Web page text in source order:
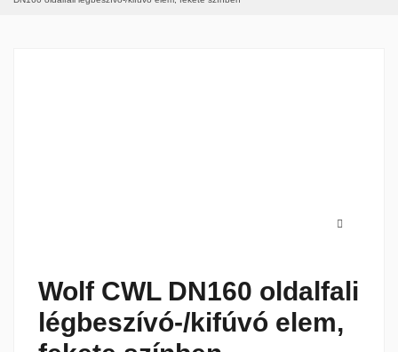
Wolf CWL DN160 oldalfali
légbeszívó-/kifúvó elem,